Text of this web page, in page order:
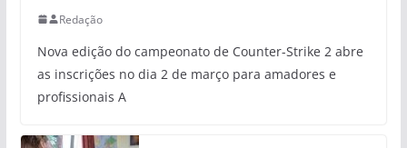
Redação
Nova edição do campeonato de Counter-Strike 2 abre
as inscrições no dia 2 de março para amadores e
profissionais A